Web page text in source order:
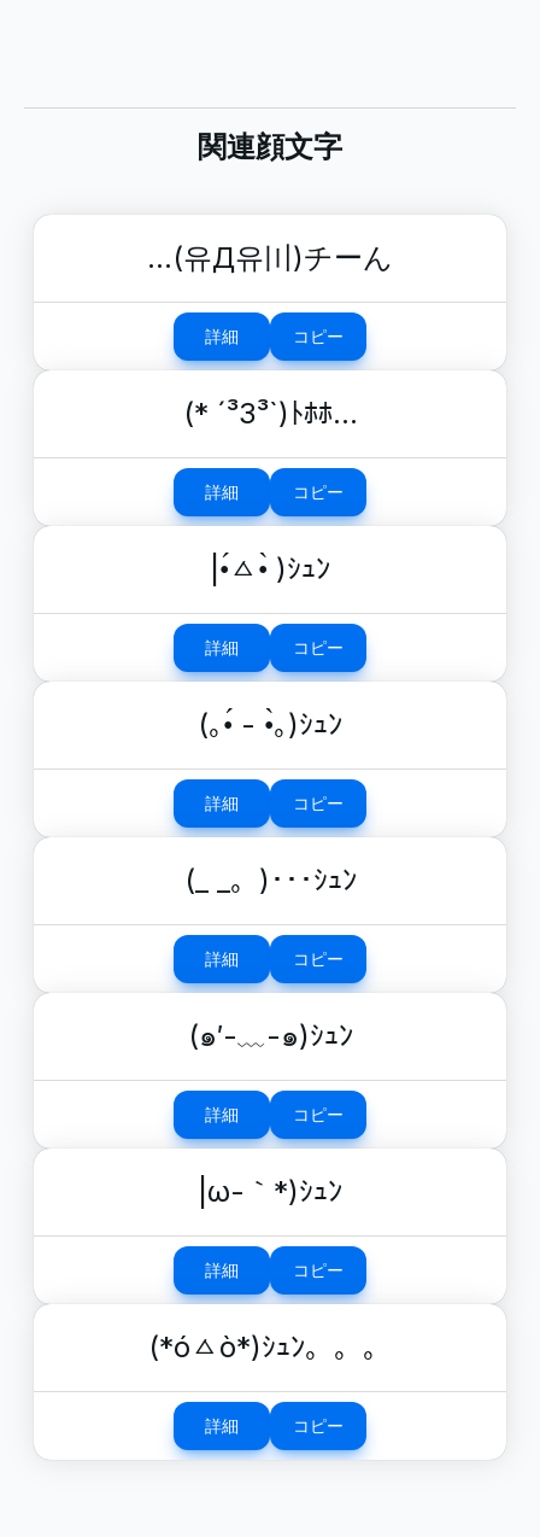
関連顔文字
…(유Д유〣)チーん
詳細 コピー
(* ´³З³`)ﾄﾎﾎ…
詳細 コピー
|•́ㅿ•̀ )ｼｭﾝ
詳細 コピー
(｡•́ - •̀｡)ｼｭﾝ
詳細 コピー
(_ _。)･･･ｼｭﾝ
詳細 コピー
(๑′-﹏-๑)ｼｭﾝ
詳細 コピー
|ω-｀*)ｼｭﾝ
詳細 コピー
(*óㅿò*)ｼｭﾝ。。。
詳細 コピー